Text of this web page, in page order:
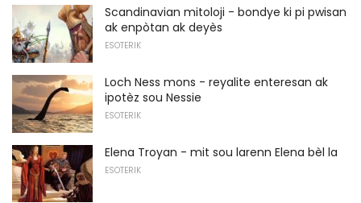
Scandinavian mitoloji - bondye ki pi pwisan
ak enpòtan ak deyès
ESOTERIK
Loch Ness mons - reyalite enteresan ak
ipotèz sou Nessie
ESOTERIK
Elena Troyan - mit sou larenn Elena bèl la
ESOTERIK